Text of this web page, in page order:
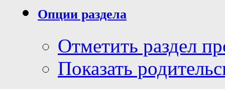
Опции раздела
Отметить раздел
Показать